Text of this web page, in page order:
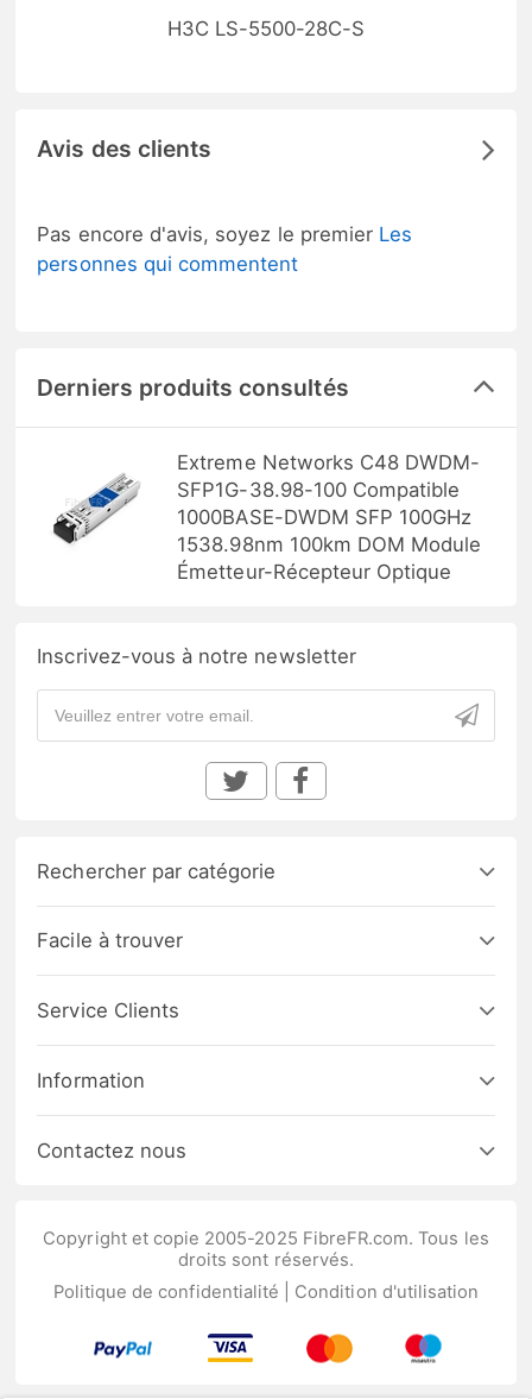
H3C LS-5500-28C-S
Avis des clients
Pas encore d'avis, soyez le premier Les
personnes qui commentent
Derniers produits consultés
Extreme Networks C48 DWDM-
SFP1G-38.98-100 Compatible
1000BASE-DWDM SFP 100GHz
1538.98nm 100km DOM Module
Émetteur-Récepteur Optique
Inscrivez-vous à notre newsletter
Rechercher par catégorie
Facile à trouver
Service Clients
Information
Contactez nous
Copyright et copie 2005-2025 FibreFR.com. Tous les
droits sont réservés.
Politique de confidentialité
Condition d'utilisation